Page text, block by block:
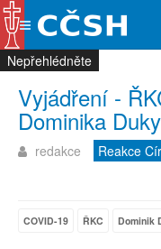
Vyjádření -
Dominika Duky
redakce Reakce
COVID-19 ŘKC Dominik
Nepřehlédněte
Nepřehlédněte
Nepřehlédněte
Nepřehlédněte